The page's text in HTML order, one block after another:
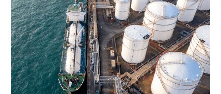
Negro
impulsa
un
polo
logístico
e
industrial
en